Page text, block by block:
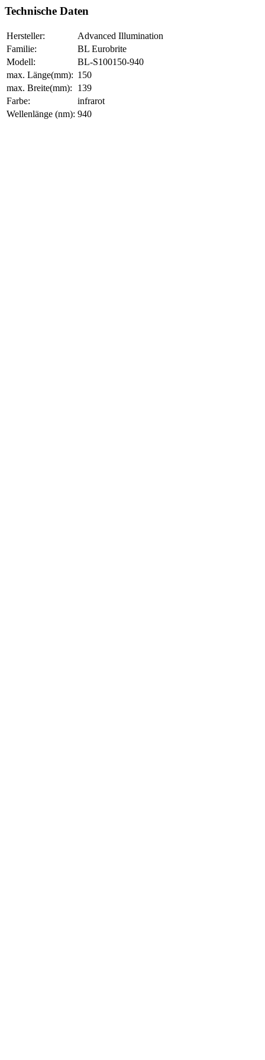
Technische Daten
Hersteller:
Advanced Illumination
Familie:
BL Eurobrite
Modell:
BL-S100150-940
max. Länge(mm): 150
max. Breite(mm):
139
Farbe:
infrarot
Wellenlänge (nm): 940